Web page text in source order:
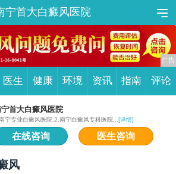
宁首大白癜风医院
医生 健康 环境 资讯 指南 评论
首大白癜风医院
宁专业白癜风医院.2.南宁白癜风专科医院... [详情]
在线咨询 医生咨询
风